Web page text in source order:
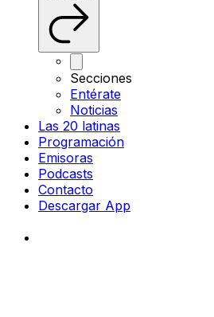
Secciones
Entérate
Noticias
Las 20 latinas
Programación
Emisoras
Podcasts
Contacto
Descargar App